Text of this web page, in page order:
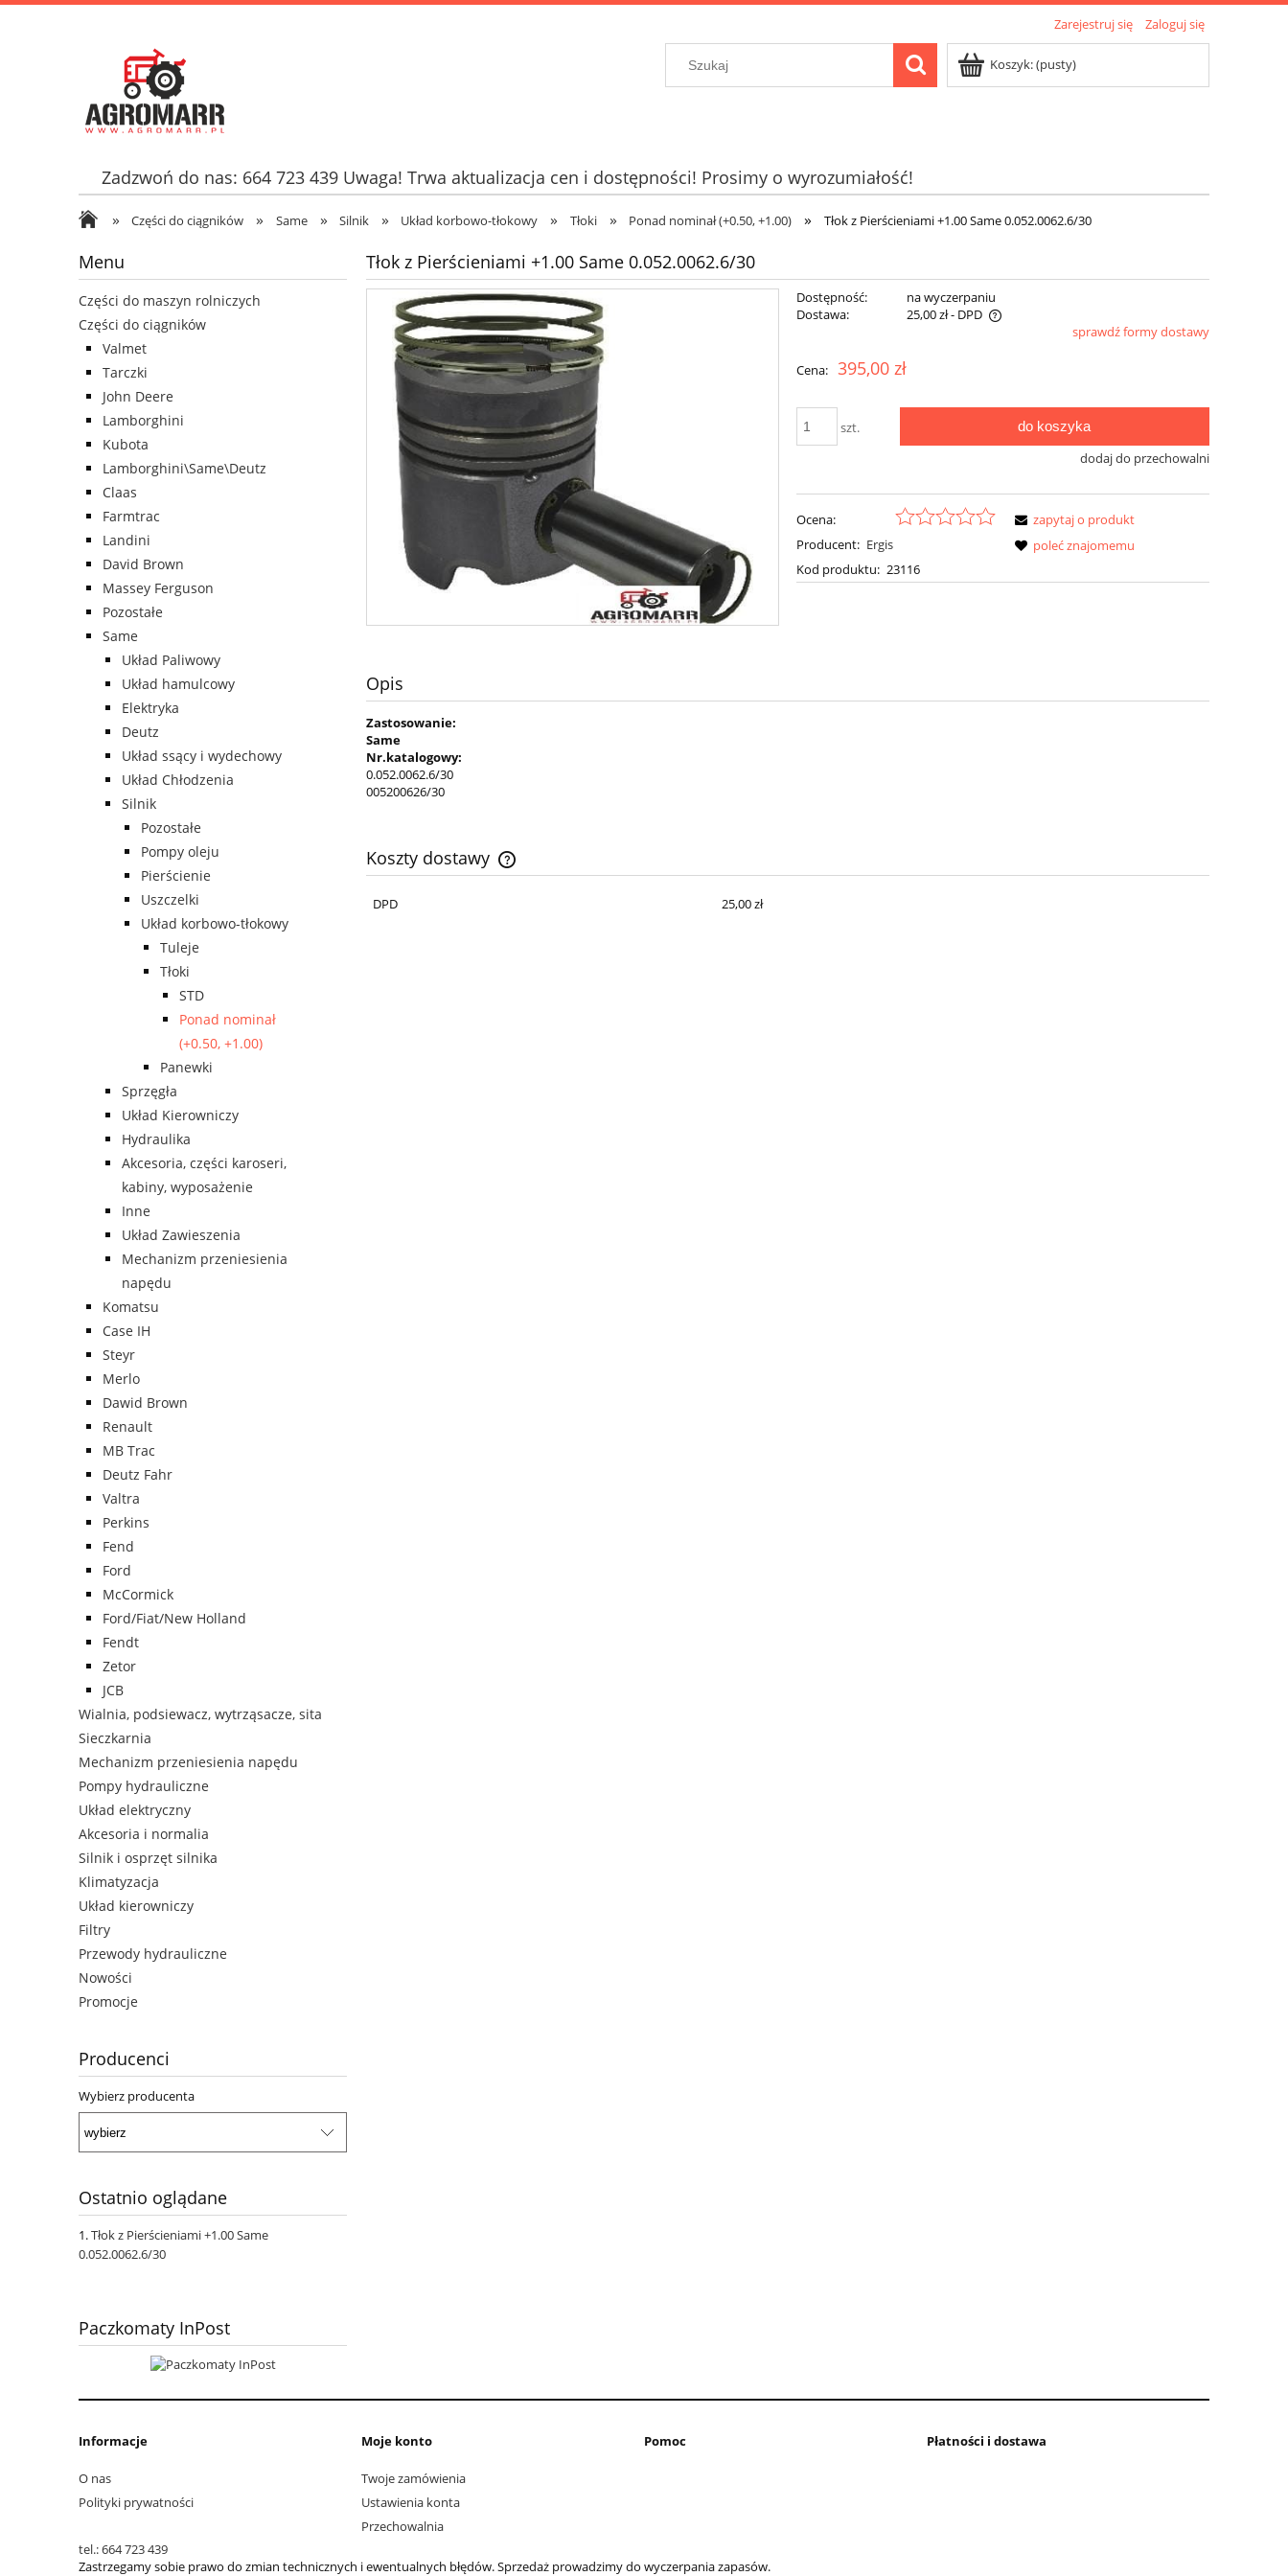
Zarejestruj się Zaloguj się
Koszyk:(pusty)
Zadzwoń do nas: 664 723 439 Uwaga! Trwa aktualizacja cen i dostępności! Prosimy o wyrozumiałość!
» Części do ciągników » Same » Silnik » Układ korbowo-tłokowy » Tłoki » Ponad nominał (+0.50, +1.00) » Tłok z Pierścieniami +1.00 Same 0.052.0062.6/30
Menu
Części do maszyn rolniczych
Części do ciągników
Valmet
Tarczki
John Deere
Lamborghini
Kubota
Lamborghini\Same\Deutz
Claas
Farmtrac
Landini
David Brown
Massey Ferguson
Pozostałe
Same
Układ Paliwowy
Układ hamulcowy
Elektryka
Deutz
Układ ssący i wydechowy
Układ Chłodzenia
Silnik
Pozostałe
Pompy oleju
Pierścienie
Uszczelki
Układ korbowo-tłokowy
Tuleje
Tłoki
STD
Ponad nominał
(+0.50, +1.00)
Panewki
Sprzęgła
Układ Kierowniczy
Hydraulika
Akcesoria, części karoseri,
kabiny, wyposażenie
Inne
Układ Zawieszenia
Mechanizm przeniesienia
napędu
Komatsu
Case IH
Steyr
Merlo
Dawid Brown
Renault
MB Trac
Deutz Fahr
Valtra
Perkins
Fend
Ford
McCormick
Ford/Fiat/New Holland
Fendt
Zetor
JCB
Wialnia, podsiewacz, wytrząsacze, sita
Sieczkarnia
Mechanizm przeniesienia napędu
Pompy hydrauliczne
Układ elektryczny
Akcesoria i normalia
Silnik i osprzęt silnika
Klimatyzacja
Układ kierowniczy
Filtry
Przewody hydrauliczne
Nowości
Promocje
Producenci
Wybierz producenta
Ostatnio oglądane
Tłok z Pierścieniami +1.00 Same
0.052.0062.6/30
Paczkomaty InPost
Tłok z Pierścieniami +1.00 Same 0.052.0062.6/30
Dostępność:
na wyczerpaniu
Dostawa:
25,00 zł- DPD
sprawdź formy dostawy
Cena: 395,00 zł
szt. do koszyka
dodaj do przechowalni
Ocena:
Producent: Ergis
Kod produktu: 23116
zapytaj o produkt
poleć znajomemu
Opis
Zastosowanie:
Same
Nr.katalogowy:
0.052.0062.6/30
005200626/30
Koszty dostawy
Cena nie zawiera ewentualnych kosztów
DPD 25,00 zł
Informacje
O nas
Polityki prywatności
Moje konto
Twoje zamówienia
Ustawienia konta
Przechowalnia
Pomoc Płatności i dostawa
tel.: 664 723 439
Zastrzegamy sobie prawo do zmian technicznych i ewentualnych błędów. Sprzedaż prowadzimy do wyczerpania zapasów.